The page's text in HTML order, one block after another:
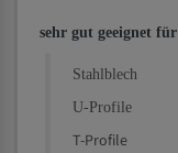
sehr gut geeignet für
Stahlblech
U-Profile
T-Profile